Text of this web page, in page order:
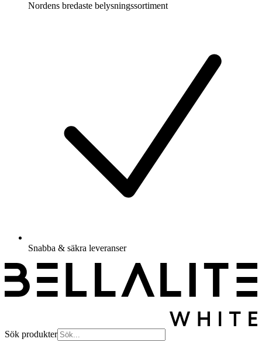
Nordens bredaste belysningssortiment
Snabba & säkra leveranser
Sök produkter